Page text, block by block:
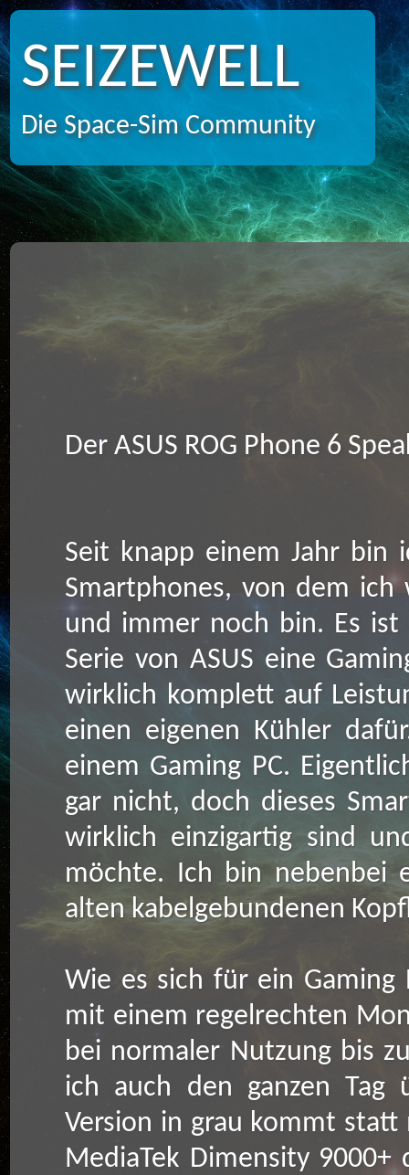
SEIZEWELL
Die Space-Sim Community
Der ASUS ROG Phone 6
Seit knapp einem Jahr bin
Smartphones, von dem
und immer noch bin. Es ist
Serie von ASUS eine
wirklich komplett auf
einen eigenen Kühler
einem Gaming PC.
gar nicht, doch dieses
wirklich einzigartig sind
möchte. Ich bin nebenbei
alten kabelgebundenen
Wie es sich für ein Gaming
mit einem regelrechten
bei normaler Nutzung bis
ich auch den ganzen Tag
Version in grau kommt
MediaTek Dimensity